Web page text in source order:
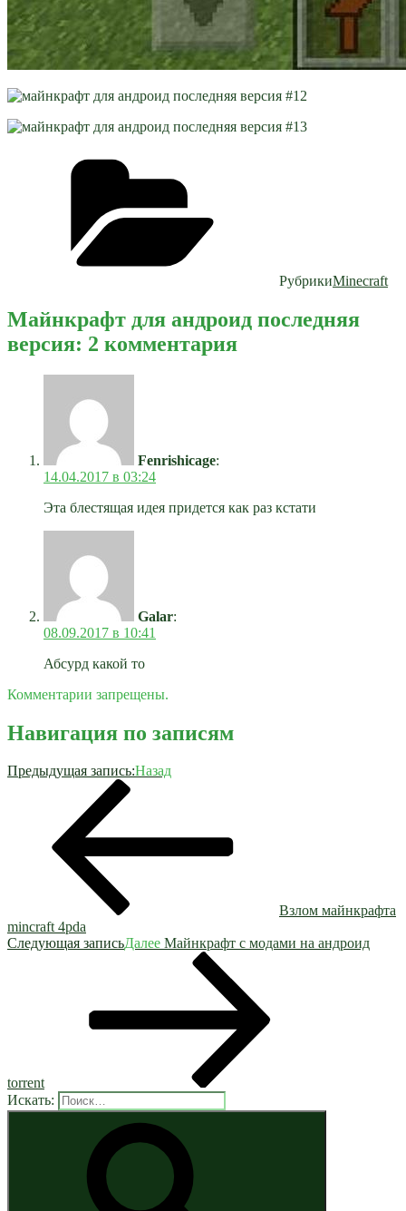
РубрикиMinecraft
Майнкрафт для андроид последняя
версия: 2 комментария
Fenrishicage:
14.04.2017 в 03:24
Эта блестящая идея придется как раз кстати
Galar:
08.09.2017 в 10:41
Абсурд какой то
Комментарии запрещены.
Навигация по записям
Предыдущая запись:Назад
Взлом майнкрафта
mincraft 4pda
Следующая записьДалее Майнкрафт с модами на андроид
torrent
Искать: